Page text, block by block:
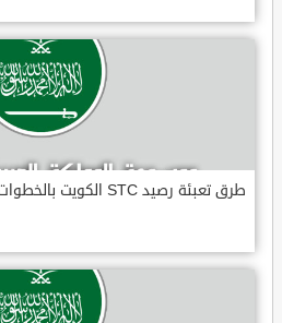
طرق تعبئة رصيد STC الكويت بالخطوات 2022